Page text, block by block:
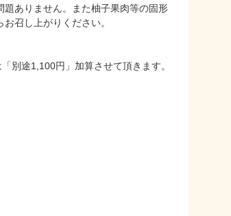
ありません。また柚子果肉等の固形
召し上がりください。
別途1,100円」加算させて頂きます。